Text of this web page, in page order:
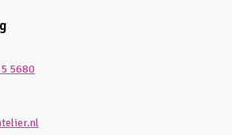
5680